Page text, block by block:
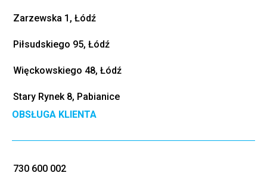
Zarzewska 1, Łódź
Piłsudskiego 95, Łódź
Więckowskiego 48, Łódź
Stary Rynek 8, Pabianice
OBSŁUGA KLIENTA
730 600 002